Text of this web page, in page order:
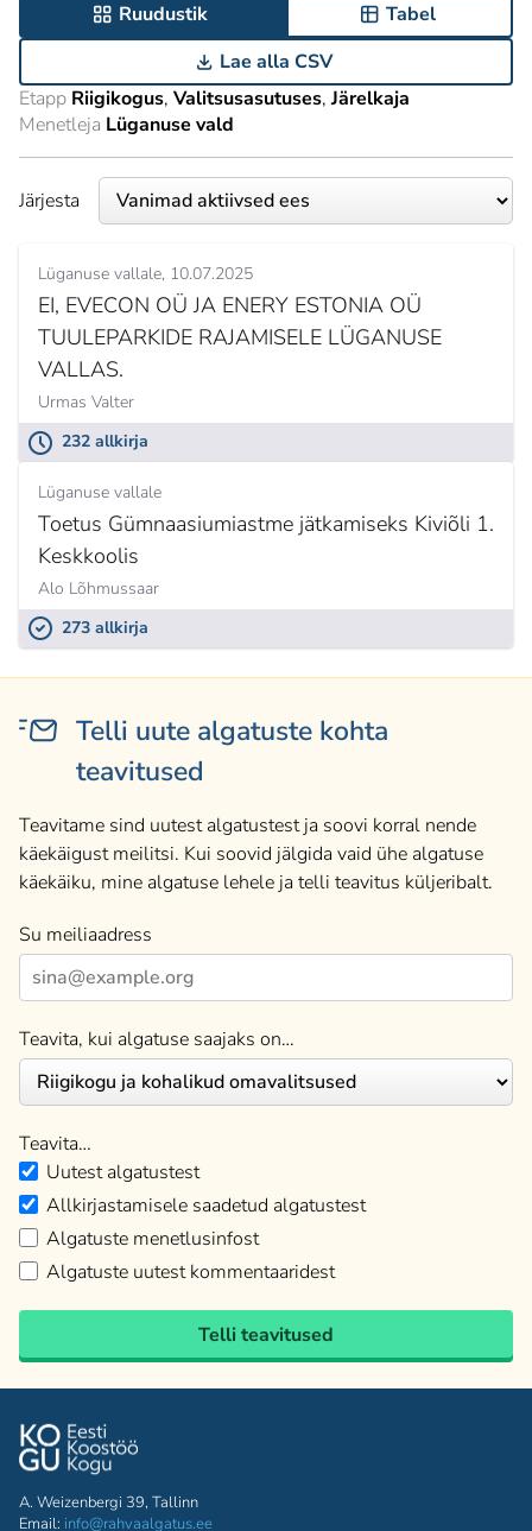
Ruudustik
Tabel
Lae alla CSV
Etapp Riigikogus Valitsusasutuses Järelkaja
Menetleja Lüganuse vald
Järjesta
Lüganuse vallale 10.07.2025
EI, EVECON OÜ JA ENERY ESTONIA OÜ
TUULEPARKIDE RAJAMISELE LÜGANUSE
VALLAS.
Urmas Valter
232 allkirja
Lüganuse vallale
Toetus Gümnaasiumiastme jätkamiseks Kiviõli 1.
Keskkoolis
Alo Lõhmussaar
273 allkirja
Telli uute algatuste kohta
teavitused
Teavitame sind uutest algatustest ja soovi korral nende
käekäigust meilitsi. Kui soovid jälgida vaid ühe algatuse
käekäiku, mine algatuse lehele ja telli teavitus küljeribalt.
Su meiliaadress
Teavita, kui algatuse saajaks on…
Teavita…
Uutest algatustest
Allkirjastamisele saadetud algatustest
Algatuste menetlusinfost
Algatuste uutest kommentaaridest
Telli teavitused
A. Weizenbergi 39, Tallinn
Email: info@rahvaalgatus.ee